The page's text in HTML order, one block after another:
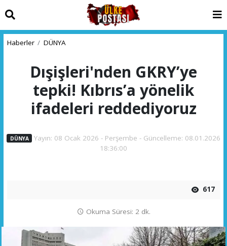
Haberler DÜNYA
Dışişleri'nden GKRY’ye
tepki! Kıbrıs’a yönelik
ifadeleri reddediyoruz
DÜNYA
Yayın: 08 Ocak 2026 - Perşembe - Güncelleme: 08.01.2026
18:36:00
617
Okuma Süresi: 2 dk.